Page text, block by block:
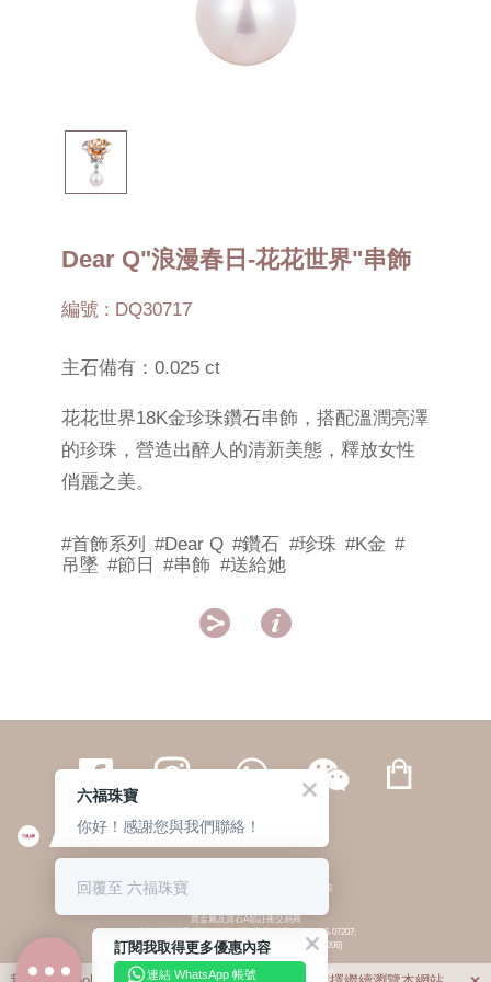
Dear Q"浪漫春日-花花世界"串飾
編號 : DQ30717
主石備有：0.025 ct
花花世界18K金珍珠鑽石串飾，搭配溫潤亮澤
的珍珠，營造出醉人的清新美態，釋放女性
俏麗之美。
#首飾系列 #Dear Q #鑽石 #珍珠 #K金 #
吊墜 #節日 #串飾 #送給她
 
繁體 | 簡体
© 六福集團 版權所有 不得轉載 私隱政策
貴金屬及寶石A類註冊交易商
(六福企業禮品(國際)有限公司-註冊號碼:A-B-24-05-07207;
六福電子商貿有限公司-註冊號碼:A-B-24-05-07206)
貴金屬及寶石B類註冊交易商
(六福集團有限公司-註冊號碼:B-B-24-05-07258;
訂閱我取得更多優惠內容
連結 WhatsApp 帳號
六福珠寶
你好！感謝您與我們聯絡！
回覆至 六福珠寶